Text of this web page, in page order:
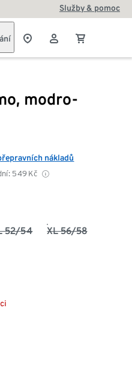
Služby & pomoc
modro-
549 Kč
nákladů
52/54 XL 56/58